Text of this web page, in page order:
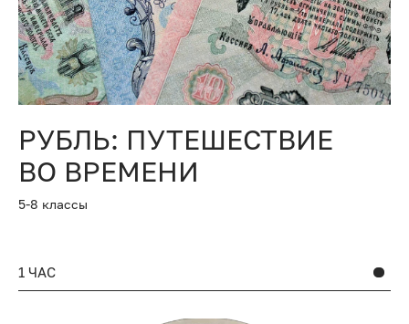
РУБЛЬ: ПУТЕШЕСТВИЕ
ВО ВРЕМЕНИ
5-8 классы
1 ЧАС